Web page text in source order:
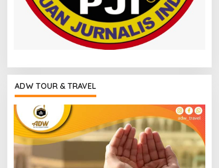
ADW TOUR & TRAVEL